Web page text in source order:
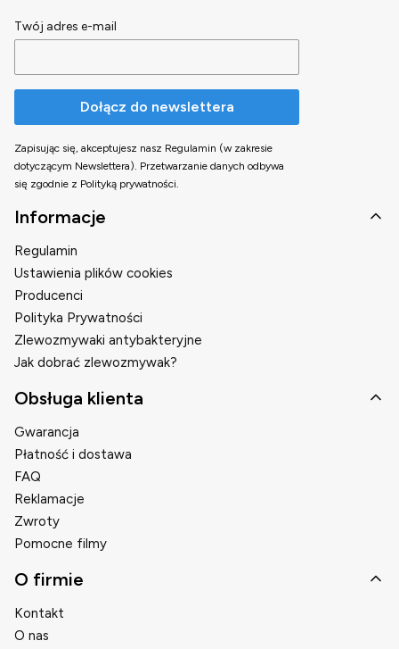
Twój adres e-mail
Dołącz do newslettera
Zapisując się, akceptujesz nasz Regulamin (w zakresie
dotyczącym Newslettera). Przetwarzanie danych odbywa
się zgodnie z Polityką prywatności.
Linki w stopce
Informacje
Regulamin
Ustawienia plików cookies
Producenci
Polityka Prywatności
Zlewozmywaki antybakteryjne
Jak dobrać zlewozmywak?
Obsługa klienta
Gwarancja
Płatność i dostawa
FAQ
Reklamacje
Zwroty
Pomocne filmy
O firmie
Kontakt
O nas